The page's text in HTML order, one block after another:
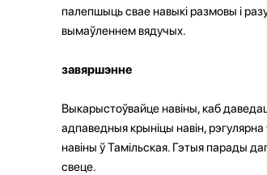
палепшыць свае навыкі размовы і
вымаўленнем вядучых.
завяршэнне
Выкарыстоўвайце навіны, каб
адпаведныя крыніцы навін, рэгулярна
навіны ў Тамільская. Гэтыя парады
свеце.